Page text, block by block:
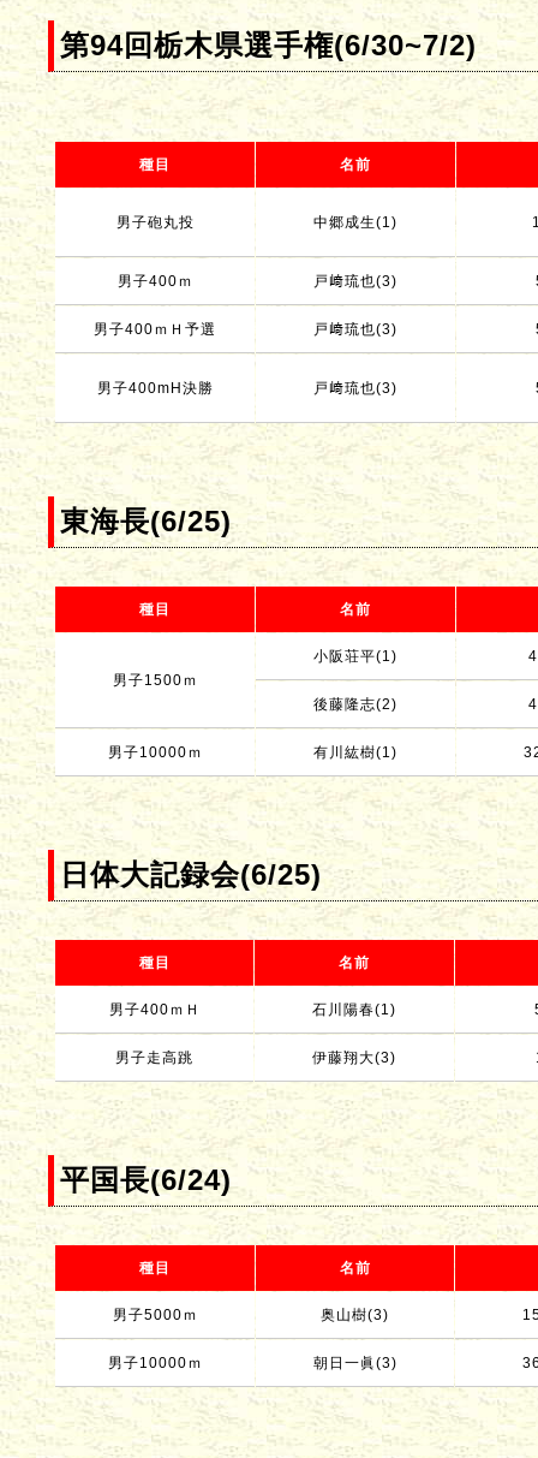
第94回栃木県選手権(6/30~7/2)
種目 名前
男子砲丸投 中郷成生(1)
男子400ｍ 戸﨑琉也(3)
男子400ｍＨ予選 戸﨑琉也(3)
男子400mH決勝 戸﨑琉也(3)
東海長(6/25)
種目 名前
男子1500ｍ
小阪荘平(1)
後藤隆志(2)
男子10000ｍ 有川紘樹(1)
日体大記録会(6/25)
種目 名前
男子400ｍＨ 石川陽春(1)
男子走高跳 伊藤翔大(3)
平国長(6/24)
種目 名前
男子5000ｍ 奥山樹(3)
男子10000ｍ 朝日一眞(3)